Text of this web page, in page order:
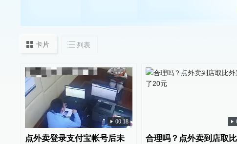
卡片 列表
00:18
点外卖登录支付宝帐号后未
合理吗？点外卖到店取